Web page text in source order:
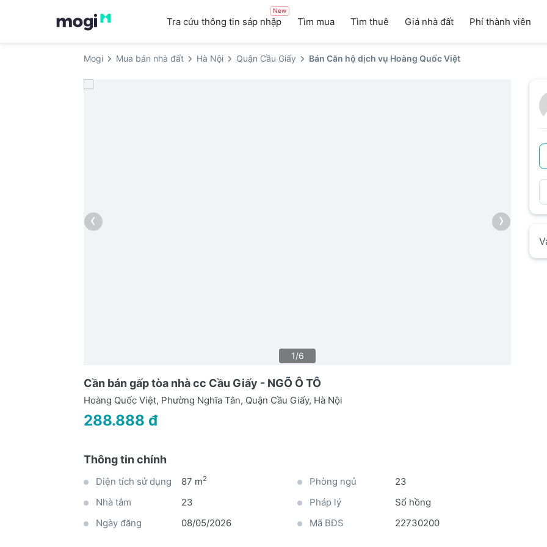
Tra cứu thông tin sáp nhập
New
Tìm mua Tìm thuê Giá nhà đất Phí thành viên
Mogi Mua bán nhà đất Hà Nội Quận Cầu Giấy Bán Căn hộ dịch vụ Hoàng Quốc Việt
‹ ›
1/6
Cần bán gấp tòa nhà cc Cầu Giấy - NGÕ Ô TÔ
Hoàng Quốc Việt, Phường Nghĩa Tân, Quận Cầu Giấy, Hà Nội
288.888 đ
Thông tin chính
Diện tích sử dụng 87 m2 Phòng ngủ
23
Nhà tắm
23 Pháp lý
Sổ hồng
Ngày đăng
08/05/2026 Mã BĐS 22730200